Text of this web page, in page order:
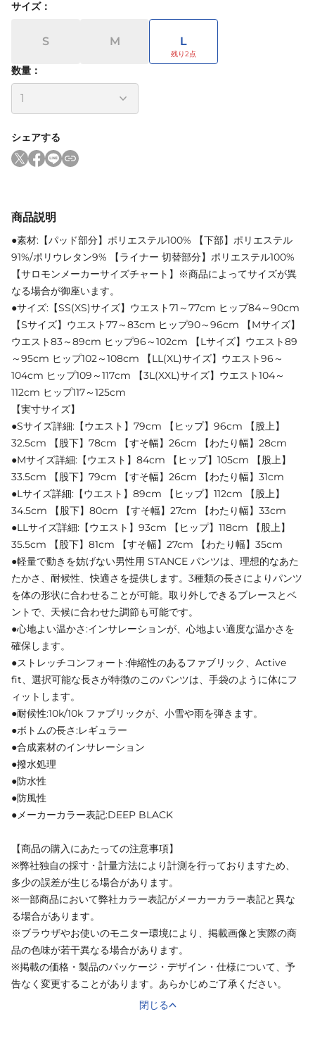
サイズ：
S M L
数量：
シェアする
商品説明
●素材:【パッド部分】ポリエステル100% 【下部】ポリエステル
91%/ポリウレタン9% 【ライナー 切替部分】ポリエステル100%
【サロモンメーカーサイズチャート】※商品によってサイズが異
なる場合が御座います。
●サイズ:【SS(XS)サイズ】ウエスト71～77cm ヒップ84～90cm
【Sサイズ】ウエスト77～83cm ヒップ90～96cm 【Mサイズ】
ウエスト83～89cm ヒップ96～102cm 【Lサイズ】ウエスト89
～95cm ヒップ102～108cm 【LL(XL)サイズ】ウエスト96～
104cm ヒップ109～117cm 【3L(XXL)サイズ】ウエスト104～
112cm ヒップ117～125cm
【実寸サイズ】
●Sサイズ詳細:【ウエスト】79cm 【ヒップ】96cm 【股上】
32.5cm 【股下】78cm 【すそ幅】26cm 【わたり幅】28cm
●Mサイズ詳細:【ウエスト】84cm 【ヒップ】105cm 【股上】
33.5cm 【股下】79cm 【すそ幅】26cm 【わたり幅】31cm
●Lサイズ詳細:【ウエスト】89cm 【ヒップ】112cm 【股上】
34.5cm 【股下】80cm 【すそ幅】27cm 【わたり幅】33cm
●LLサイズ詳細:【ウエスト】93cm 【ヒップ】118cm 【股上】
35.5cm 【股下】81cm 【すそ幅】27cm 【わたり幅】35cm
●軽量で動きを妨げない男性用 STANCE パンツは、理想的なあた
たかさ、耐候性、快適さを提供します。3種類の長さによりパンツ
を体の形状に合わせることが可能。取り外しできるブレースとベ
ントで、天候に合わせた調節も可能です。
●心地よい温かさ:インサレーションが、心地よい適度な温かさを
確保します。
●ストレッチコンフォート:伸縮性のあるファブリック、Active
fit、選択可能な長さが特徴のこのパンツは、手袋のように体にフ
ィットします。
●耐候性:10k/10k ファブリックが、小雪や雨を弾きます。
●ボトムの長さ:レギュラー
●合成素材のインサレーション
●撥水処理
●防水性
●防風性
●メーカーカラー表記:DEEP BLACK
【商品の購入にあたっての注意事項】
※弊社独自の採寸・計量方法により計測を行っておりますため、
多少の誤差が生じる場合があります。
※一部商品において弊社カラー表記がメーカーカラー表記と異な
る場合があります。
※ブラウザやお使いのモニター環境により、掲載画像と実際の商
品の色味が若干異なる場合があります。
※掲載の価格・製品のパッケージ・デザイン・仕様について、予
告なく変更することがあります。あらかじめご了承ください。
閉じる